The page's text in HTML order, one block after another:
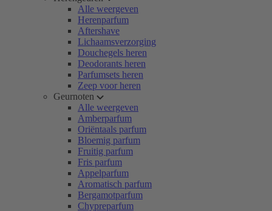
Alle weergeven
Herenparfum
Aftershave
Lichaamsverzorging
Douchegels heren
Deodorants heren
Parfumsets heren
Zeep voor heren
Geurnoten
Alle weergeven
Amberparfum
Oriëntaals parfum
Bloemig parfum
Fruitig parfum
Fris parfum
Appelparfum
Aromatisch parfum
Bergamotparfum
Chypreparfum